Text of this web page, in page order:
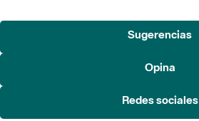
Sugerencias
Opina
Redes sociales